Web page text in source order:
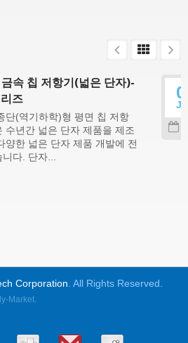
속 칩 저항기(넓은 단자)-
즈
단(역기하학)형 평면 칩 저항
수년간 넓은 단자 제품을 제조
양한 넓은 단자 제품 개발에 전
니다. 단자...
Corporation. All Rights Reserved.
Market.